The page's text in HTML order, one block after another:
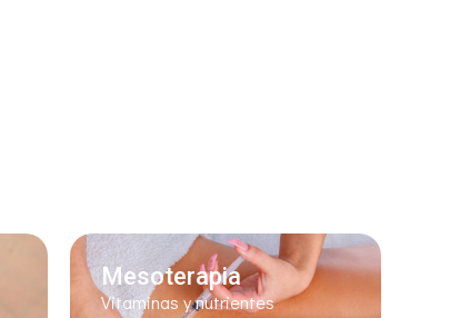
Mesoterapia
Vitaminas y nutrientes